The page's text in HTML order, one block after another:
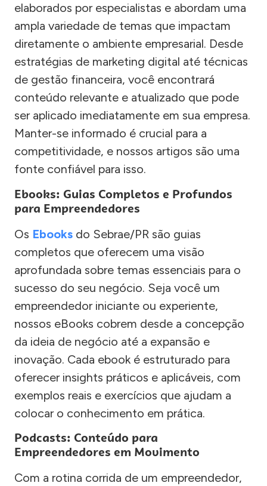
elaborados por especialistas e abordam uma
ampla variedade de temas que impactam
diretamente o ambiente empresarial. Desde
estratégias de marketing digital até técnicas
de gestão financeira, você encontrará
conteúdo relevante e atualizado que pode
ser aplicado imediatamente em sua empresa.
Manter-se informado é crucial para a
competitividade, e nossos artigos são uma
fonte confiável para isso.
Ebooks: Guias Completos e Profundos
para Empreendedores
Os Ebooks do Sebrae/PR são guias
completos que oferecem uma visão
aprofundada sobre temas essenciais para o
sucesso do seu negócio. Seja você um
empreendedor iniciante ou experiente,
nossos eBooks cobrem desde a concepção
da ideia de negócio até a expansão e
inovação. Cada ebook é estruturado para
oferecer insights práticos e aplicáveis, com
exemplos reais e exercícios que ajudam a
colocar o conhecimento em prática.
Podcasts: Conteúdo para
Empreendedores em Movimento
Com a rotina corrida de um empreendedor,